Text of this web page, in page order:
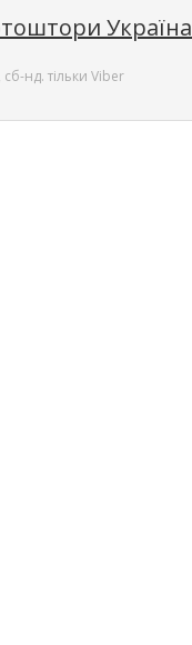
Україна
нд. тільки Viber